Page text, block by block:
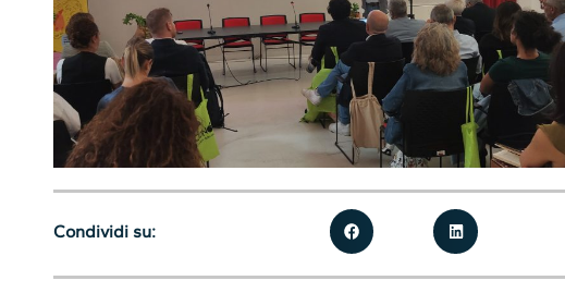
Condividi su: